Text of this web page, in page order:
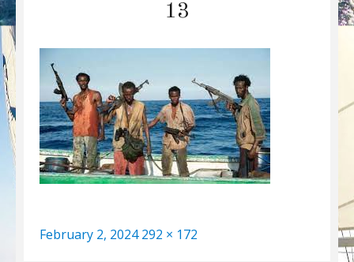
13
Posted
February 2, 2024 Full
292 × 172